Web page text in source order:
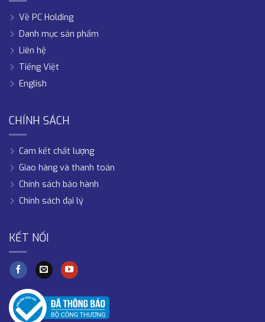
Về PC Holding
Danh mục sản phẩm
Liên hệ
Tiếng Việt
English
CHÍNH SÁCH
Cam kết chất lượng
Giao hàng và thanh toán
Chính sách bảo hành
Chính sách đại lý
KẾT NỐI